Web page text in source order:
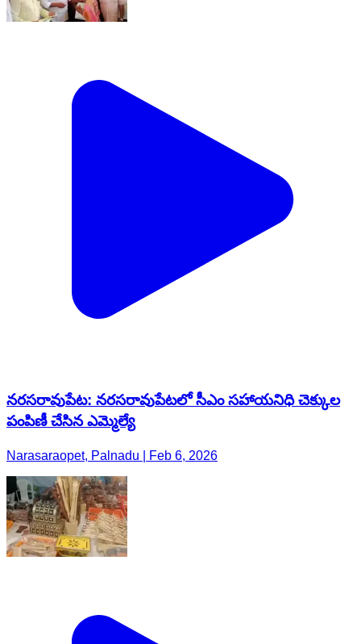
నరసరావుపేట: నరసరావుపేటలో సీఎం సహాయనిధి చెక్కుల
పంపిణీ చేసిన ఎమ్మెల్యే
Narasaraopet, Palnadu | Feb 6, 2026